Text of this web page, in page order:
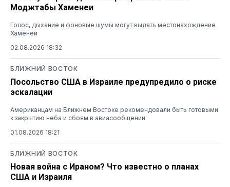
Моджтабы Хаменеи
Голос, дыхание и фоновые шумы могут выдать местонахождение
Хаменеи
02.08.2026 18:32
БЛИЖНИЙ ВОСТОК
Посольство США в Израиле предупредило о риске
эскалации
Американцам на Ближнем Востоке рекомендовали быть готовыми
к закрытию неба и сбоям в авиасообщении
01.08.2026 18:21
БЛИЖНИЙ ВОСТОК
Новая война с Ираном? Что известно о планах
США и Израиля